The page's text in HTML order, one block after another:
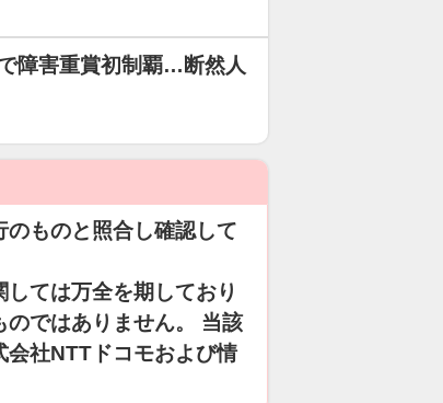
障害重賞初制覇…断然人
ものと照合し確認して
ては万全を期しており
のではありません。 当該
会社NTTドコモおよび情